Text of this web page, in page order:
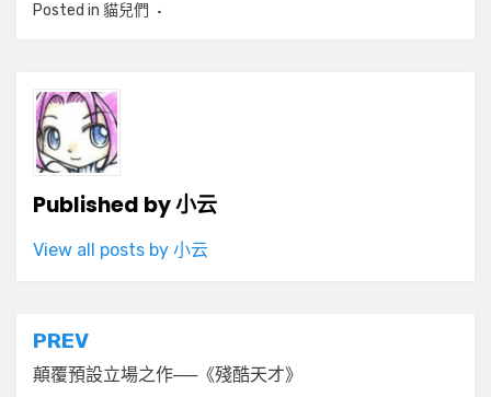
Posted in 貓兒們
Published by小云
View all posts by 小云
文
章
PREV
顛覆預設立場之作──《殘酷天才》